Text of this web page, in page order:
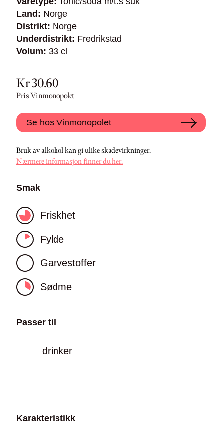
Land: Norge
Distrikt: Norge
Underdistrikt: Fredrikstad
Volum: 33 cl
Kr 30.60
Pris Vinmonopolet
Se hos Vinmonopolet
Bruk av alkohol kan gi ulike skadevirkninger.
Nærmere informasjon finner du her.
Smak
Friskhet
Fylde
Garvestoffer
Sødme
Passer til
drinker
Karakteristikk